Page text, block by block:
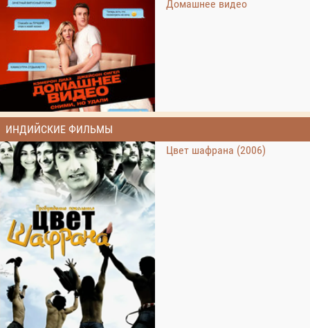
Домашнее видео
ИНДИЙСКИЕ ФИЛЬМЫ
Цвет шафрана (2006)